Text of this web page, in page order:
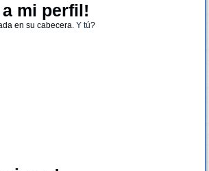
mi perfil!
en su cabecera. Y tú?